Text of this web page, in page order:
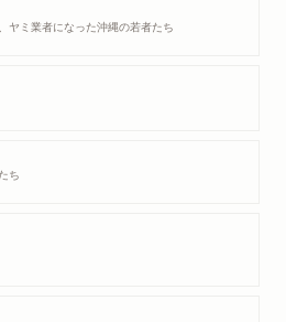
ヤミ業者になった沖縄の若者たち
ち